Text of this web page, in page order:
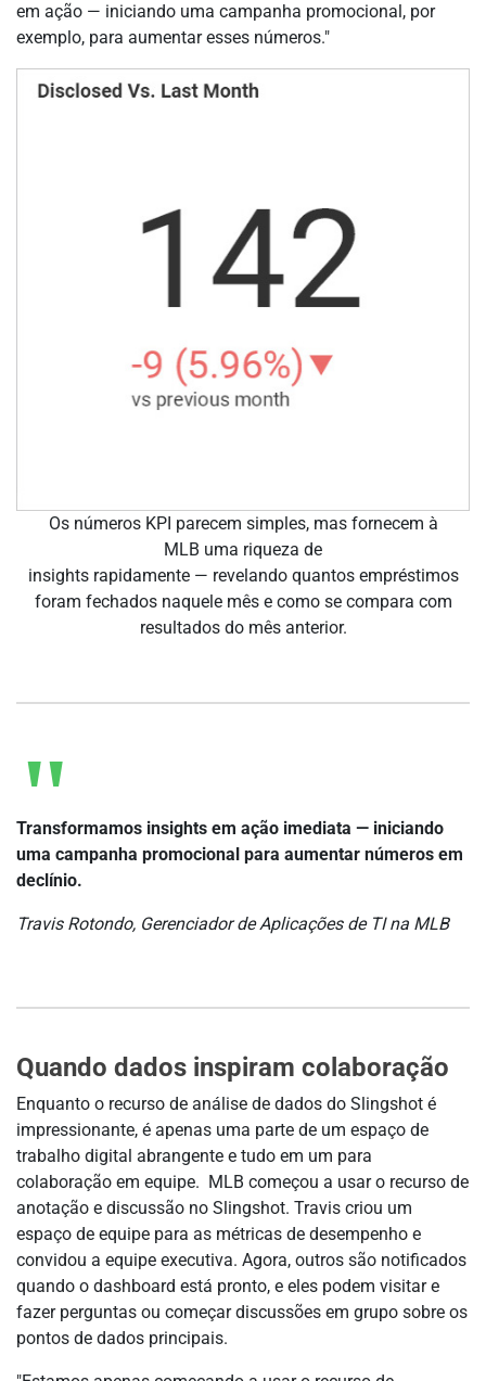
em ação — iniciando uma campanha promocional, por
exemplo, para aumentar esses números."
Os números KPI parecem simples, mas fornecem à
MLB uma riqueza de
insights rapidamente — revelando quantos empréstimos
foram fechados naquele mês e como se compara com
resultados do mês anterior.
Transformamos insights em ação imediata — iniciando
uma campanha promocional para aumentar números em
declínio.
Travis Rotondo, Gerenciador de Aplicações de TI na MLB
Quando dados inspiram colaboração
Enquanto o recurso de análise de dados do Slingshot é
impressionante, é apenas uma parte de um espaço de
trabalho digital abrangente e tudo em um para
colaboração em equipe. MLB começou a usar o recurso de
anotação e discussão no Slingshot. Travis criou um
espaço de equipe para as métricas de desempenho e
convidou a equipe executiva. Agora, outros são notificados
quando o dashboard está pronto, e eles podem visitar e
fazer perguntas ou começar discussões em grupo sobre os
pontos de dados principais.